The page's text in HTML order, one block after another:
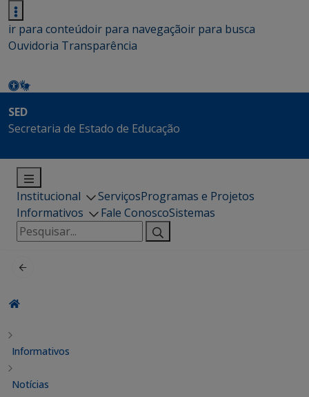
ir para conteúdoir para navegaçãoir para busca
Ouvidoria Transparência
SED
Secretaria de Estado de Educação
Institucional ServiçosProgramas e Projetos
Informativos
Fale ConoscoSistemas
Pesquisar
por:
Informativos
Notícias